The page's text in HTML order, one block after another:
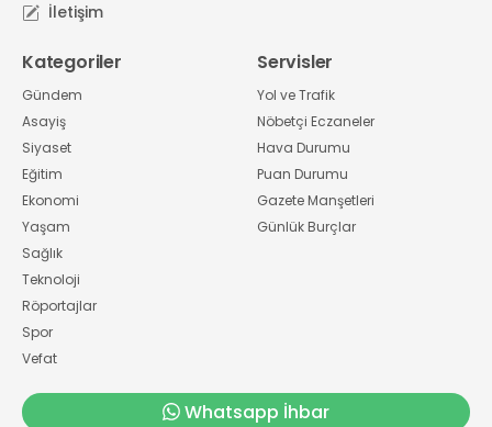
İletişim
Kategoriler
Gündem
Asayiş
Siyaset
Eğitim
Ekonomi
Yaşam
Sağlık
Teknoloji
Röportajlar
Spor
Vefat
Servisler
Yol ve Trafik
Nöbetçi Eczaneler
Hava Durumu
Puan Durumu
Gazete Manşetleri
Günlük Burçlar
Whatsapp İhbar